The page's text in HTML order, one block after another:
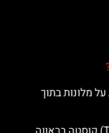
מלונות בתוך